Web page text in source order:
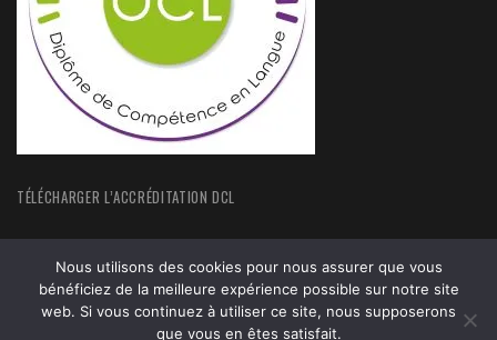
TÉLÉCHARGER L’ACCRÉDITATION DCL
FORMATIONS ACTUALITÉS MENTIONS LEGALES
Nous utilisons des cookies pour nous assurer que vous
bénéficiez de la meilleure expérience possible sur notre site
web. Si vous continuez à utiliser ce site, nous supposerons
que vous en êtes satisfait.